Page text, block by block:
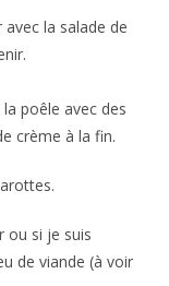
la salade de
poêle avec des
crème à la fin.
ou si je suis
de viande (à voir